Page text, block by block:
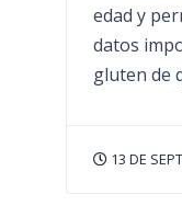
edad y
datos
gluten de
13 DE